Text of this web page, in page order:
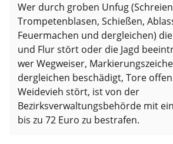
Wer durch groben Unfug
Trompetenblasen, Schießen,
Feuermachen und dergleichen)
und Flur stört oder die Jagd
wer Wegweiser,
dergleichen beschädigt, Tore
Weidevieh stört, ist von der
Bezirksverwaltungsbehörde mit
bis zu 72 Euro zu bestrafen.